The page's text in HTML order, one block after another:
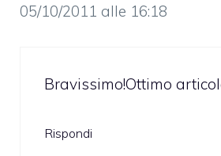
05/10/2011 alle 16:18
Bravissimo!Ottimo
Rispondi